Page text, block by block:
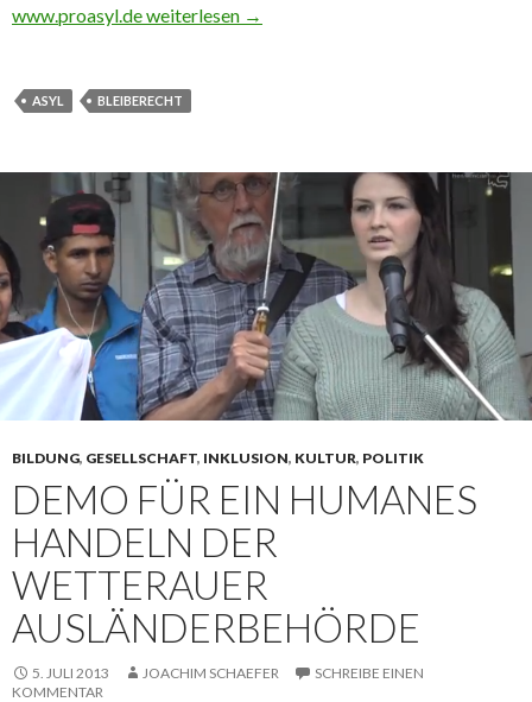
www.proasyl.deDie Hardliner der Union haben sich bei der
weiterlesen →
ASYL BLEIBERECHT
BILDUNG, GESELLSCHAFT, INKLUSION, KULTUR, POLITIK
DEMO FÜR EIN HUMANES
HANDELN DER
WETTERAUER
AUSLÄNDERBEHÖRDE
5. JULI 2013 JOACHIM SCHAEFER
SCHREIBE EINEN
KOMMENTAR